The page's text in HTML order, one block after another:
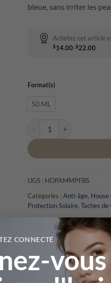
CONNECTÉ
vous
bleue, sans irriter les
Achetez cet article
$14.00-$22.00
Format(s)
50 ML
UGS : HOPAMMPFBS
Catégories : Anti-âge, House
Protection Solaire, Taches